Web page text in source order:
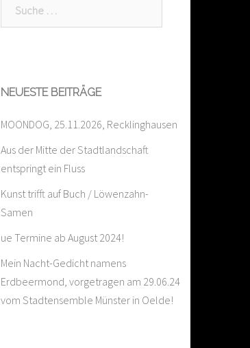
NEUESTE BEITRÄGE
MOONDOG, 25.11.2026, Recklinghausen
Aus der Mitte der Stadtlandschaft
entspringt ein Fluss
Kunst trifft auf Buch / Löwenzahn-
Samen
ue Termine ab August 2024!
Mein Nacht-Gedicht namens
Erdbeermond, vorgetragen am 29.06.24
vom Stadtensemble Münster in Oelde!